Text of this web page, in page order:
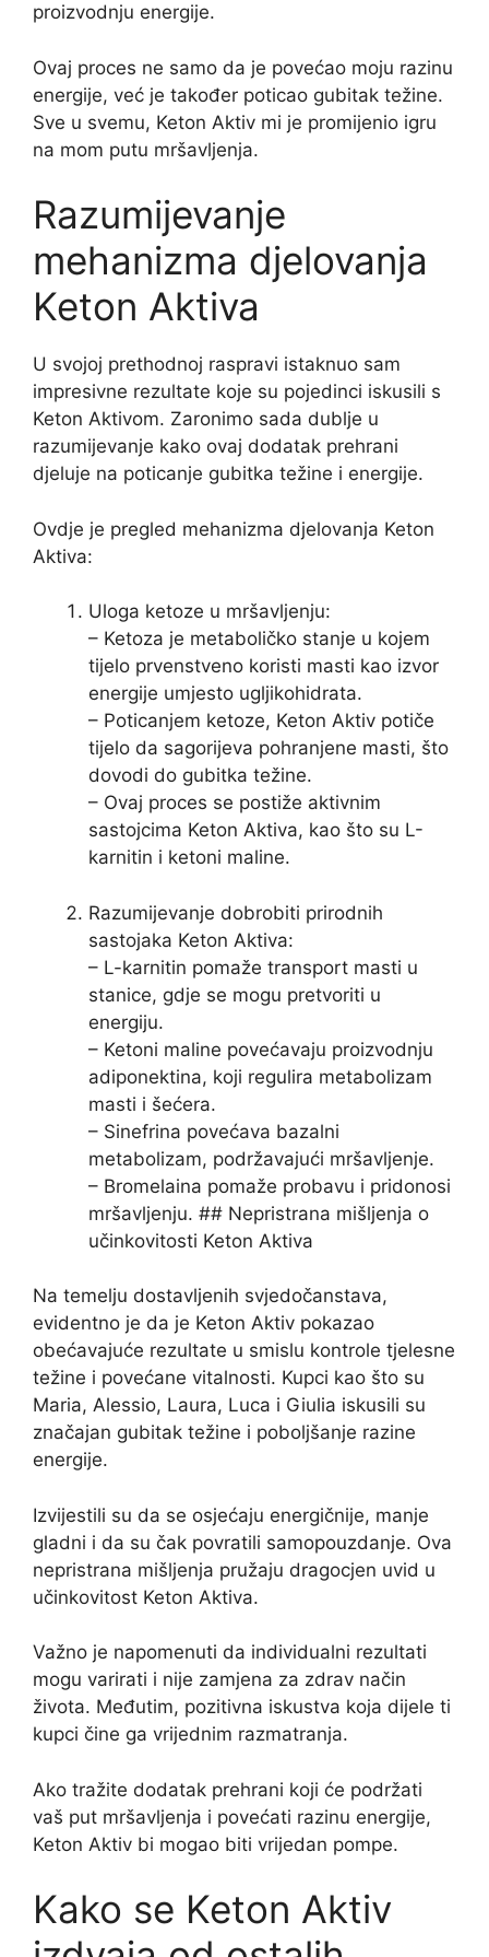
proizvodnju energije.
Ovaj proces ne samo da je povećao moju razinu
energije, već je također poticao gubitak težine.
Sve u svemu, Keton Aktiv mi je promijenio igru ​​
na mom putu mršavljenja.
Razumijevanje
mehanizma djelovanja
Keton Aktiva
U svojoj prethodnoj raspravi istaknuo sam
impresivne rezultate koje su pojedinci iskusili s
Keton Aktivom. Zaronimo sada dublje u
razumijevanje kako ovaj dodatak prehrani
djeluje na poticanje gubitka težine i energije.
Ovdje je pregled mehanizma djelovanja Keton
Aktiva:
Uloga ketoze u mršavljenju:
– Ketoza je metaboličko stanje u kojem
tijelo prvenstveno koristi masti kao izvor
energije umjesto ugljikohidrata.
– Poticanjem ketoze, Keton Aktiv potiče
tijelo da sagorijeva pohranjene masti, što
dovodi do gubitka težine.
– Ovaj proces se postiže aktivnim
sastojcima Keton Aktiva, kao što su L-
karnitin i ketoni maline.
Razumijevanje dobrobiti prirodnih
sastojaka Keton Aktiva:
– L-karnitin pomaže transport masti u
stanice, gdje se mogu pretvoriti u
energiju.
– Ketoni maline povećavaju proizvodnju
adiponektina, koji regulira metabolizam
masti i šećera.
– Sinefrina povećava bazalni
metabolizam, podržavajući mršavljenje.
– Bromelaina pomaže probavu i pridonosi
mršavljenju. ## Nepristrana mišljenja o
učinkovitosti Keton Aktiva
Na temelju dostavljenih svjedočanstava,
evidentno je da je Keton Aktiv pokazao
obećavajuće rezultate u smislu kontrole tjelesne
težine i povećane vitalnosti. Kupci kao što su
Maria, Alessio, Laura, Luca i Giulia iskusili su
značajan gubitak težine i poboljšanje razine
energije.
Izvijestili su da se osjećaju energičnije, manje
gladni i da su čak povratili samopouzdanje. Ova
nepristrana mišljenja pružaju dragocjen uvid u
učinkovitost Keton Aktiva.
Važno je napomenuti da individualni rezultati
mogu varirati i nije zamjena za zdrav način
života. Međutim, pozitivna iskustva koja dijele ti
kupci čine ga vrijednim razmatranja.
Ako tražite dodatak prehrani koji će podržati
vaš put mršavljenja i povećati razinu energije,
Keton Aktiv bi mogao biti vrijedan pompe.
Kako se Keton Aktiv